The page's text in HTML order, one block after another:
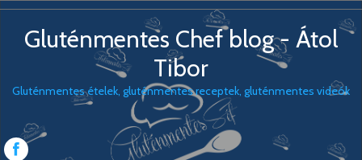
Gluténmentes Chef blog - Átol
Tibor
Gluténmentes ételek, gluténmentes receptek, gluténmentes videók